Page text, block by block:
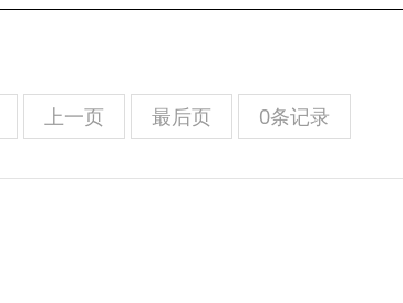
上一页 最后页 0条记录